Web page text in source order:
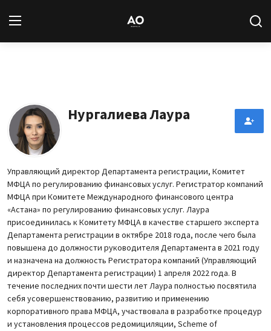
Новости
Статьи
Архив
База знаний
Подписка
Нургалиева Лаура
Управляющий директор Департамента регистрации, Комитет
МФЦА по регулированию финансовых услуг. Регистратор компаний
МФЦА при Комитете Международного финансового центра
«Астана» по регулированию финансовых услуг. Лаура
присоединилась к Комитету МФЦА в качестве старшего эксперта
Департамента регистрации в октябре 2018 года, после чего была
повышена до должности руководителя Департамента в 2021 году
и назначена на должность Регистратора компаний (Управляющий
директор Департамента регистрации) 1 апреля 2022 года. В
течение последних почти шести лет Лаура полностью посвятила
себя усовершенствованию, развитию и применению
корпоративного права МФЦА, участвовала в разработке процедур
и установления процессов редомициляции, Scheme of